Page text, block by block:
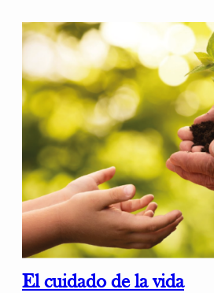
El cuidado de la vida